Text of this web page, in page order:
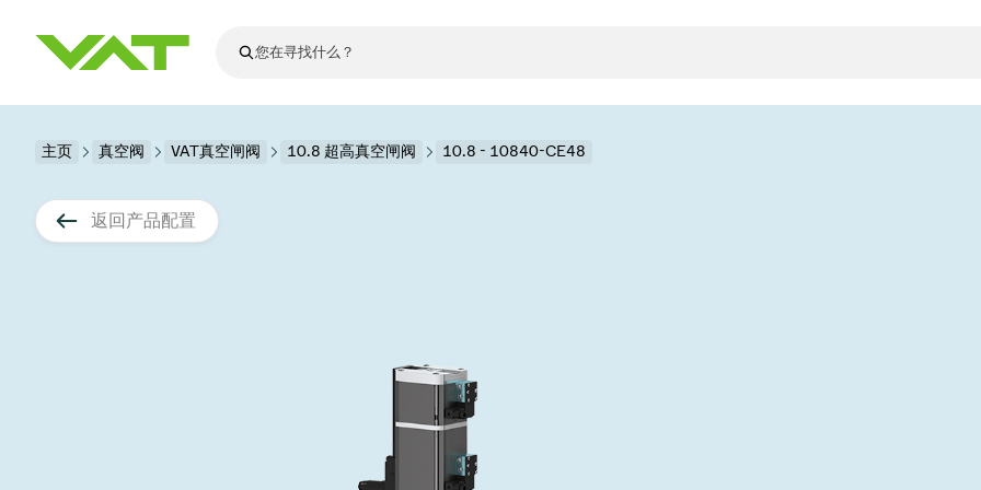
最新资讯 查看所有新闻
9月 2, 2026
精准创新、赋能未来 ⸺
关于VAT
真空阀
VAT真空闸阀
VAT角阀、内联式或圆柱式真空阀
真空蝶阀
真空摆阀
基质转移
半导体无尘系统
溅射
薄膜封装(CVD)
OLED蒸发
科学仪器和医学
真空运输
电池生产
晶体生长
发电
半导体无尘系统
高能物理学
标准维修服务
固定价格翻新服务
VAT服务中心
Shares and debt
General Meeting
Event calendar
主页 真空阀 VAT真空闸阀 10.8 超高真空闸阀 10.8 - 10840-CE48
返回产品配置